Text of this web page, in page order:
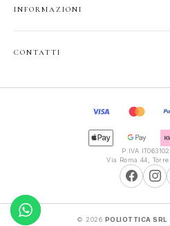
JUNIOR
GIFT CARD
SPEDIZIONI
INFORMAZIONI
CONTATTI
9:30–13:00, 16:00–20:00
P.IVA
Via Roma 44,
© 2026 POLIOTTICA SRL